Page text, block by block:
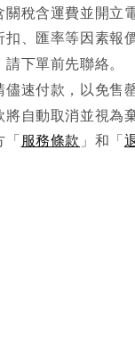
稅含運費並開立
扣、匯率等因素報
請下單前先聯絡。
儘速付款，以免售
將自動取消並視為棄
服務條款 」和「